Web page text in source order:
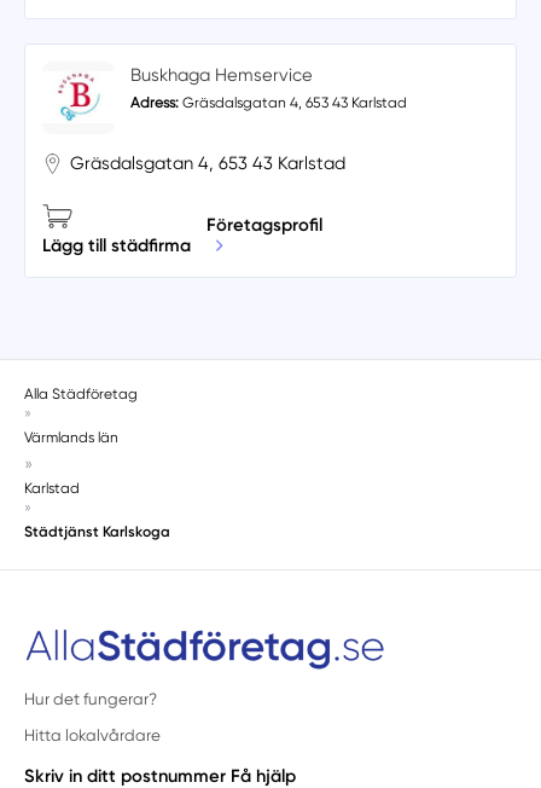
Buskhaga Hemservice
Adress: Gräsdalsgatan 4, 653 43 Karlstad
Gräsdalsgatan 4, 653 43 Karlstad
Lägg till städfirma
Företagsprofil
Alla Städföretag
»
Värmlands län
»
Karlstad
»
Städtjänst Karlskoga
Hur det fungerar?
Hitta lokalvårdare
Skriv in ditt postnummer Få hjälp